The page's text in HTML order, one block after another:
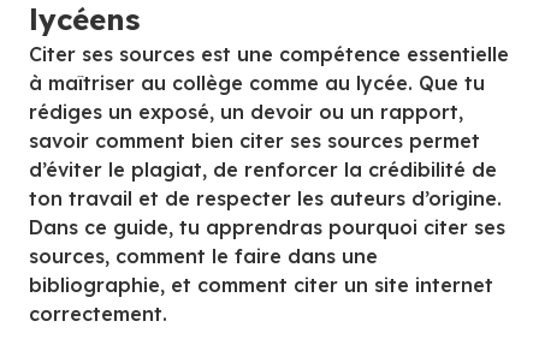
lycéens
Citer ses sources est une compétence essentielle
à maîtriser au collège comme au lycée. Que tu
rédiges un exposé, un devoir ou un rapport,
savoir comment bien citer ses sources permet
d’éviter le plagiat, de renforcer la crédibilité de
ton travail et de respecter les auteurs d’origine.
Dans ce guide, tu apprendras pourquoi citer ses
sources, comment le faire dans une
bibliographie, et comment citer un site internet
correctement.